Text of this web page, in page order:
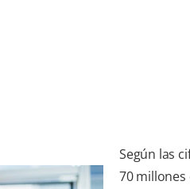
Según las
70 millones